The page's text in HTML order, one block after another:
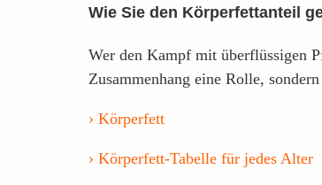
Wie Sie den Körperfettanteil
Wer den Kampf mit überflüssigen
Zusammenhang eine Rolle,
Körperfett
Körperfett-Tabelle für jedes Alter